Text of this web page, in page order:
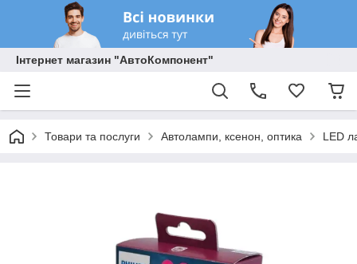
Інтернет магазин "АвтоКомпонент"
Товари та послуги Автолампи, ксенон, оптика LED